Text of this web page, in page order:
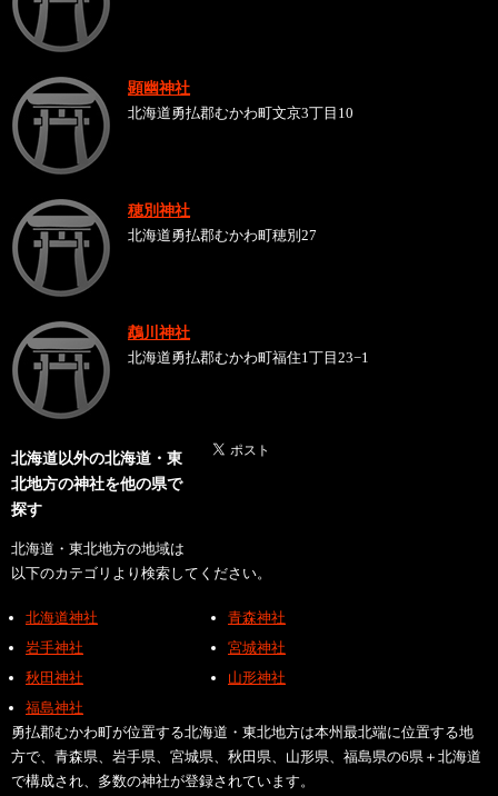
顕幽神社
北海道勇払郡むかわ町文京3丁目10
穂別神社
北海道勇払郡むかわ町穂別27
鵡川神社
北海道勇払郡むかわ町福住1丁目23−1
北海道以外の北海道・東
北地方の神社を他の県で
探す
北海道・東北地方の地域は
以下のカテゴリより検索してください。
北海道神社
青森神社
岩手神社
宮城神社
秋田神社
山形神社
福島神社
勇払郡むかわ町が位置する北海道・東北地方は本州最北端に位置する地
方で、青森県、岩手県、宮城県、秋田県、山形県、福島県の6県＋北海道
で構成され、多数の神社が登録されています。